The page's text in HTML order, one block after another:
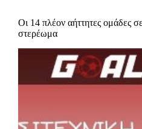
Οι 14 πλέον αήττητες ομάδες
στερέωμα